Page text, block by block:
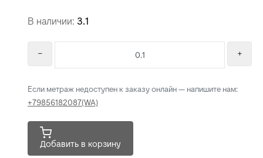
В наличии: 3.1
Если метраж недоступен к заказу онлайн — напишите нам:
+79856182087(WA)
Добавить в корзину